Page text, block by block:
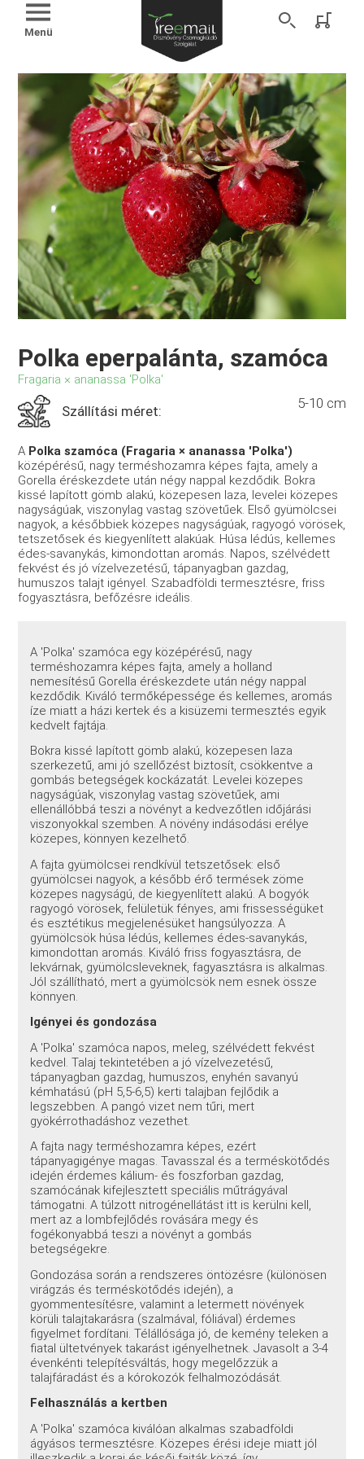
Menü
Polka eperpalánta, szamóca
Fragaria × ananassa 'Polka'
Szállítási méret: 5-10 cm
A Polka szamóca (Fragaria × ananassa 'Polka')
középérésű, nagy terméshozamra képes fajta, amely a
Gorella éréskezdete után négy nappal kezdődik. Bokra
kissé lapított gömb alakú, közepesen laza, levelei közepes
nagyságúak, viszonylag vastag szövetűek. Első gyümölcsei
nagyok, a későbbiek közepes nagyságúak, ragyogó vörösek,
tetszetősek és kiegyenlített alakúak. Húsa lédús, kellemes
édes-savanykás, kimondottan aromás. Napos, szélvédett
fekvést és jó vízelvezetésű, tápanyagban gazdag,
humuszos talajt igényel. Szabadföldi termesztésre, friss
fogyasztásra, befőzésre ideális.
A 'Polka' szamóca egy középérésű, nagy
terméshozamra képes fajta, amely a holland
nemesítésű Gorella éréskezdete után négy nappal
kezdődik. Kiváló termőképessége és kellemes, aromás
íze miatt a házi kertek és a kisüzemi termesztés egyik
kedvelt fajtája.
Bokra kissé lapított gömb alakú, közepesen laza
szerkezetű, ami jó szellőzést biztosít, csökkentve a
gombás betegségek kockázatát. Levelei közepes
nagyságúak, viszonylag vastag szövetűek, ami
ellenállóbbá teszi a növényt a kedvezőtlen időjárási
viszonyokkal szemben. A növény indásodási erélye
közepes, könnyen kezelhető.
A fajta gyümölcsei rendkívül tetszetősek: első
gyümölcsei nagyok, a később érő termések zöme
közepes nagyságú, de kiegyenlített alakú. A bogyók
ragyogó vörösek, felületük fényes, ami frissességüket
és esztétikus megjelenésüket hangsúlyozza. A
gyümölcsök húsa lédús, kellemes édes-savanykás,
kimondottan aromás. Kiváló friss fogyasztásra, de
lekvárnak, gyümölcsleveknek, fagyasztásra is alkalmas.
Jól szállítható, mert a gyümölcsök nem esnek össze
könnyen.
Igényei és gondozása
A 'Polka' szamóca napos, meleg, szélvédett fekvést
kedvel. Talaj tekintetében a jó vízelvezetésű,
tápanyagban gazdag, humuszos, enyhén savanyú
kémhatású (pH 5,5-6,5) kerti talajban fejlődik a
legszebben. A pangó vizet nem tűri, mert
gyökérrothadáshoz vezethet.
A fajta nagy terméshozamra képes, ezért
tápanyagigénye magas. Tavasszal és a terméskötődés
idején érdemes kálium- és foszforban gazdag,
szamócának kifejlesztett speciális műtrágyával
támogatni. A túlzott nitrogénellátást itt is kerülni kell,
mert az a lombfejlődés rovására megy és
fogékonyabbá teszi a növényt a gombás
betegségekre.
Gondozása során a rendszeres öntözésre (különösen
virágzás és terméskötődés idején), a
gyommentesítésre, valamint a letermett növények
körüli talajtakarásra (szalmával, fóliával) érdemes
figyelmet fordítani. Télállósága jó, de kemény teleken a
fiatal ültetvények takarást igényelhetnek. Javasolt a 3-4
évenkénti telepítésváltás, hogy megelőzzük a
talajfáradást és a kórokozók felhalmozódását.
Felhasználás a kertben
A 'Polka' szamóca kiválóan alkalmas szabadföldi
ágyásos termesztésre. Közepes érési ideje miatt jól